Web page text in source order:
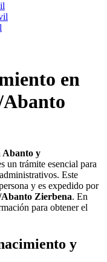
en
Abanto y
un trámite esencial para
Este
y es expedido por
Zierbena. En
para obtener el
y